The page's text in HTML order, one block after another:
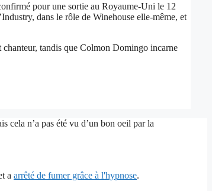
pour une sortie au Royaume-Uni le 12
dans le rôle de Winehouse elle-même, et
tandis que Colmon Domingo incarne
cela n’a pas été vu d’un bon oeil par la
a arrêté de fumer grâce à l'hypnose.